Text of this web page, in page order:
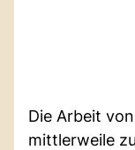
Die Arbeit
mittlerweile